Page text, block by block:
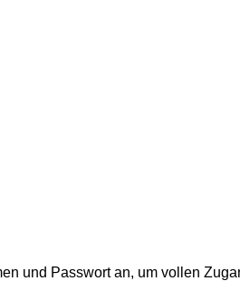
und Passwort an, um vollen